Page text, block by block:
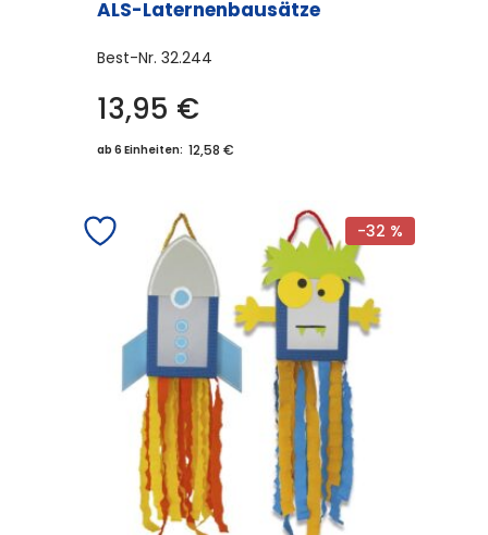
ALS-Laternenbausätze
Best-Nr. 32.244
13,95 €
ab 6 Einheiten: 12,58 €
-32 %